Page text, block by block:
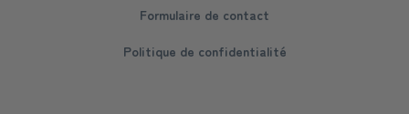
Formulaire de contact
Politique de confidentialité